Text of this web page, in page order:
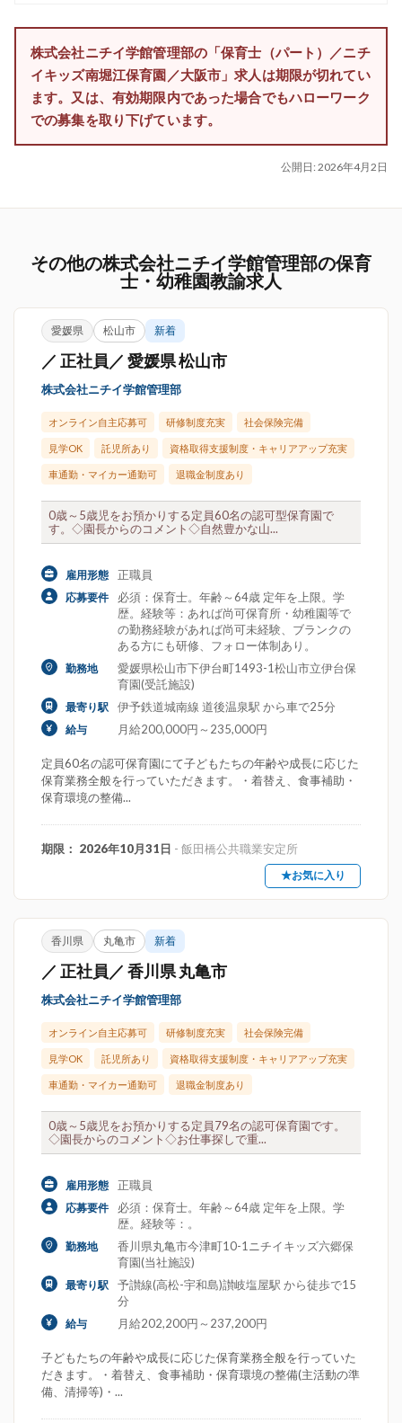
株式会社ニチイ学館管理部の「保育士（パート）／ニチ
イキッズ南堀江保育園／大阪市」求人は期限が切れてい
ます。又は、有効期限内であった場合でもハローワーク
での募集を取り下げています。
公開日: 2026年4月2日
その他の株式会社ニチイ学館管理部の保育
士・幼稚園教諭求人
愛媛県 松山市 新着
／ 正社員／ 愛媛県 松山市
株式会社ニチイ学館管理部
オンライン自主応募可 研修制度充実 社会保険完備
見学OK 託児所あり 資格取得支援制度・キャリアアップ充実
車通勤・マイカー通勤可 退職金制度あり
0歳～5歳児をお預かりする定員60名の認可型保育園で
す。◇園長からのコメント◇自然豊かな山...
雇用形態 正職員
応募要件
必須：保育士。年齢～64歳 定年を上限。学
歴。経験等：あれば尚可保育所・幼稚園等で
の勤務経験があれば尚可未経験、ブランクの
ある方にも研修、フォロー体制あり。
勤務地
愛媛県松山市下伊台町1493-1松山市立伊台保
育園(受託施設)
最寄り駅 伊予鉄道城南線 道後温泉駅 から車で25分
給与 月給200,000円～235,000円
定員60名の認可保育園にて子どもたちの年齢や成長に応じた
保育業務全般を行っていただきます。・着替え、食事補助・
保育環境の整備...
期限： 2026年10月31日 - 飯田橋公共職業安定所
★お気に入り
香川県 丸亀市 新着
／ 正社員／ 香川県 丸亀市
株式会社ニチイ学館管理部
オンライン自主応募可 研修制度充実 社会保険完備
見学OK 託児所あり 資格取得支援制度・キャリアアップ充実
車通勤・マイカー通勤可 退職金制度あり
0歳～5歳児をお預かりする定員79名の認可保育園です。
◇園長からのコメント◇お仕事探しで重...
雇用形態 正職員
応募要件
必須：保育士。年齢～64歳 定年を上限。学
歴。経験等：。
勤務地
香川県丸亀市今津町10-1ニチイキッズ六郷保
育園(当社施設)
最寄り駅
予讃線(高松-宇和島)讃岐塩屋駅 から徒歩で15
分
給与 月給202,200円～237,200円
子どもたちの年齢や成長に応じた保育業務全般を行っていた
だきます。・着替え、食事補助・保育環境の整備(主活動の準
備、清掃等)・...